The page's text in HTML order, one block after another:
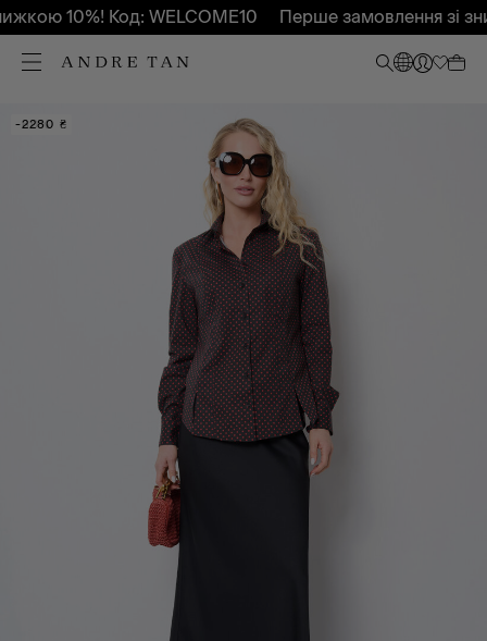
10%! Код: WELCOME10 Перше замовлення зі
-60%
-2280 ₴